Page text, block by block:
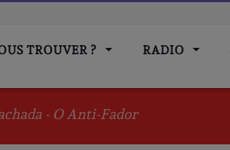
TROUVER ? RADIO
- O Anti-Fador